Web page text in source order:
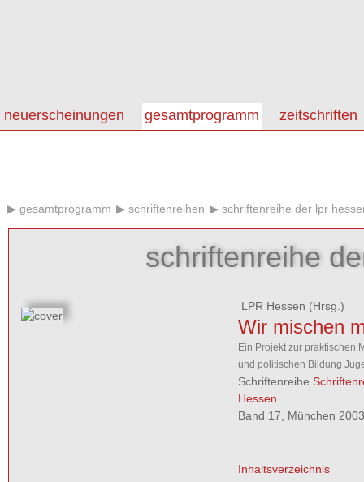
neuerscheinungen gesamtprogramm zeitschriften
gesamtprogramm schriftenreihen schriftenreihe der lpr
schriftenreihe
LPR Hessen (Hrsg.)
Wir mischen
Ein Projekt zur praktischen
und politischen Bildung
Schriftenreihe
Hessen
Band 17, München
Inhaltsverzeichnis